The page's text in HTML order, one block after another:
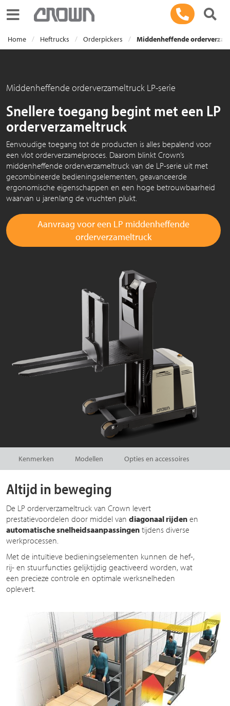
Toggle navigation
Home Heftrucks Orderpickers Middenheffende
Middenheffende orderverzameltruck LP-serie
Snellere toegang begint met een LP
orderverzameltruck
Eenvoudige toegang tot de producten is alles bepalend voor
een vlot orderverzamelproces. Daarom blinkt Crown’s
middenheffende orderverzameltruck van de LP-serie uit met
gecombineerde bedieningselementen, geavanceerde
ergonomische eigenschappen en een hoge betrouwbaarheid
waarvan u jarenlang de vruchten plukt.
Aanvraag voor een LP middenheffende
orderverzameltruck
Kenmerken Modellen Opties en accessoires
Altijd in beweging
De LP orderverzameltruck van Crown levert
prestatievoordelen door middel van diagonaal rijden en
automatische snelheidsaanpassingen tijdens diverse
werkprocessen.
Met de intuïtieve bedieningselementen kunnen de hef-,
rij- en stuurfuncties gelijktijdig geactiveerd worden, wat
een precieze controle en optimale werksnelheden
oplevert.